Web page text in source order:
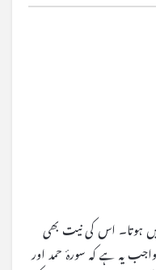
ہوتا۔ اس کی نیت بھی
واجب یہ ہے کہ سورۂ حمد اور